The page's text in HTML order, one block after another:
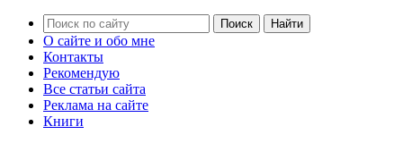
О сайте и обо мне
Контакты
Рекомендую
Все статьи сайта
Реклама на сайте
Книги